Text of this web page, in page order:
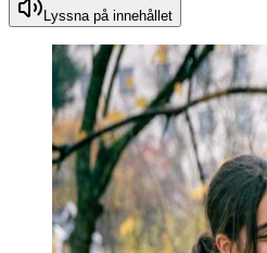
Lyssna på innehållet